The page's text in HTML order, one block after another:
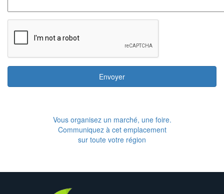
Envoyer
Vous organisez un marché, une foire.
Communiquez à cet emplacement
sur toute votre région